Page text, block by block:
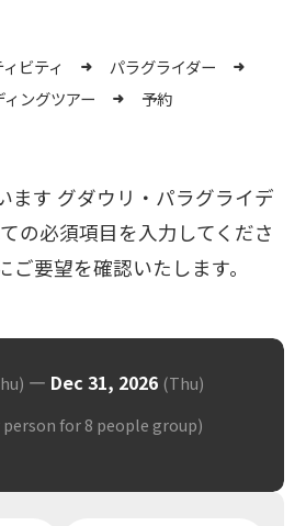
ビティ
パラグライダー
ングツアー
予約
ます グダウリ・パラグライデ
の必須項目を入力してくださ
ご要望を確認いたします。
— Dec 31, 2026 (Thu)
for 8 people group)